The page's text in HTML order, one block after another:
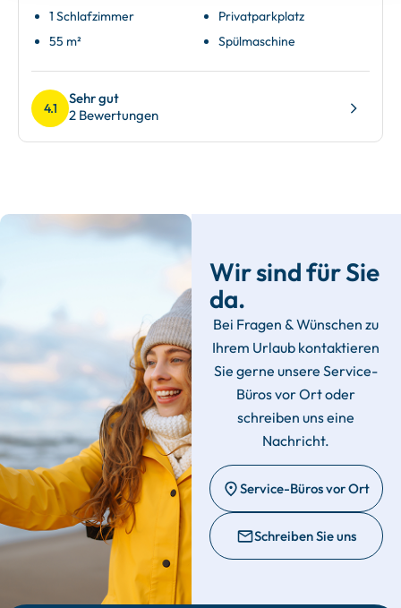
1 Schlafzimmer
55 m²
Privatparkplatz
Spülmaschine
4.1
Sehr gut
2 Bewertungen
Wir sind für Sie
da.
Bei Fragen & Wünschen zu
Ihrem Urlaub kontaktieren
Sie gerne unsere Service-
Büros vor Ort oder
schreiben uns eine
Nachricht.
Service-Büros vor Ort
Schreiben Sie uns